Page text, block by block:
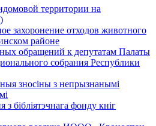
территории на
захоронение отходов животного
районе
обращений к депутатам Палаты
собрания Республики
зносіны з непрызнанымі
бібліятэчнага фонду кніг